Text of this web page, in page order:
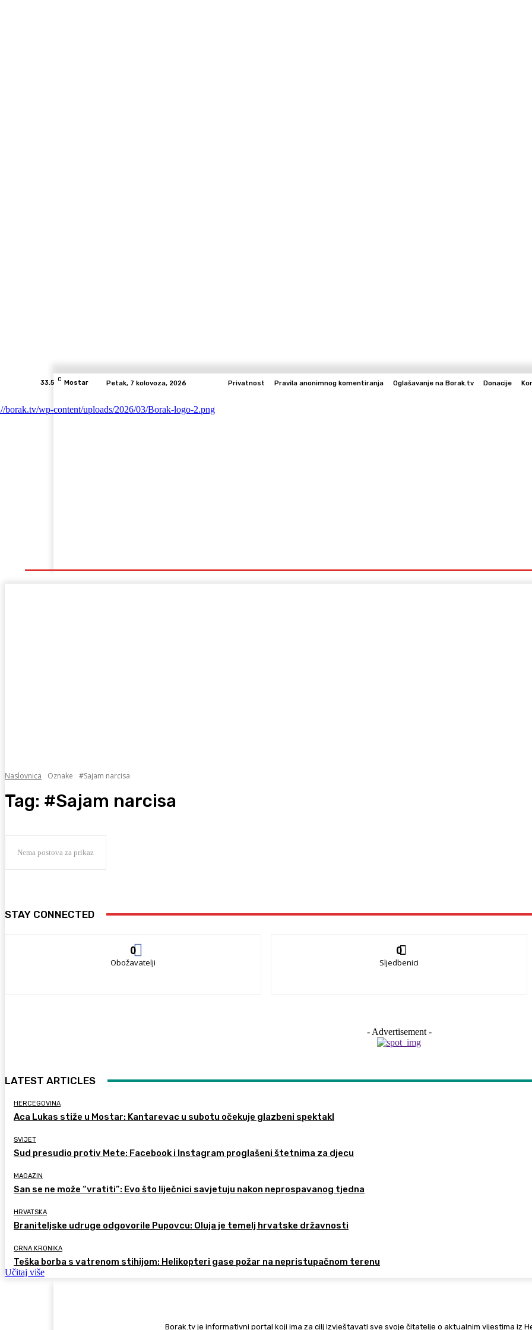
33.5 C Mostar Petak, 7 kolovoza, 2026 Privatnost Pravila anonimnog komentiranja Oglašavanje na Borak.tv Donacije
Naslovnica Oznake #Sajam narcisa
Tag: #Sajam narcisa
Nema postova za prikaz
STAY CONNECTED
0
Obožavatelji
0
Sljedbenici
- Advertisement -
LATEST ARTICLES
HERCEGOVINA
Aca Lukas stiže u Mostar: Kantarevac u subotu očekuje glazbeni spektakl
SVIJET
Sud presudio protiv Mete: Facebook i Instagram proglašeni štetnima za djecu
MAGAZIN
San se ne može “vratiti”: Evo što liječnici savjetuju nakon neprospavanog tjedna
HRVATSKA
Braniteljske udruge odgovorile Pupovcu: Oluja je temelj hrvatske državnosti
CRNA KRONIKA
Teška borba s vatrenom stihijom: Helikopteri gase požar na nepristupačnom terenu
Učitaj više
Borak.tv je informativni portal koji ima za cilj izvještavati sve svoje čitatelje o aktualnim vijestima iz